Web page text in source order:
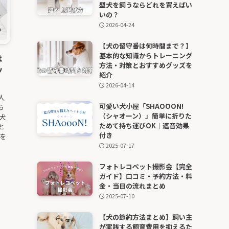
型犬を飼うならどれを買えばい
いの？
2026-04-24
【犬の留守番は何時間まで？】
基本的な知識からトレーニング
方法・対策とおすすめグッズを
紹介
2026-04-14
可愛い犬小屋「SHAOOON!
（シャオーン）」簡単に折りた
ためて持ち運びOK｜遮音効果
付き
2025-07-17
フォトレコペット撮影会【完全
ガイド】口コミ・予約方法・料
金・当日の流れまとめ
2025-07-10
【犬の節約方法まとめ】飼い主
が実践する飼育費用を抑えるた